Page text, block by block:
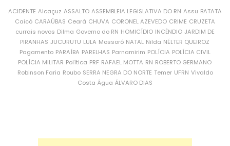
ACIDENTE Alcaçuz ASSALTO ASSEMBLEIA LEGISLATIVA DO RN Assu BATATA
Caicó CARAÚBAS Ceará CHUVA CORONEL AZEVEDO CRIME CRUZETA
currais novos Dilma Governo do RN HOMICÍDIO INCÊNDIO JARDIM DE
PIRANHAS JUCURUTU LULA Mossoró NATAL Nilda NÉLTER QUEIROZ
Pagamento PARAÍBA PARELHAS Parnamirim POLÍCIA POLÍCIA CIVIL
POLÍCIA MILITAR Política PRF RAFAEL MOTTA RN ROBERTO GERMANO
Robinson Faria Roubo SERRA NEGRA DO NORTE Temer UFRN Vivaldo
Costa Água ÁLVARO DIAS